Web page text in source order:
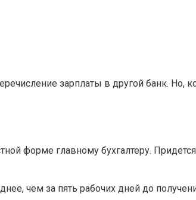
зарплаты в другой банк. Но,
форме главному бухгалтеру.
чем за пять рабочих дней до